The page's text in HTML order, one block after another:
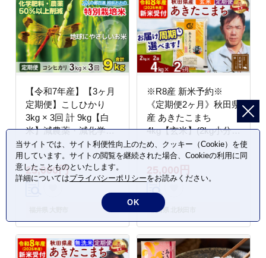
【令和7年産】【3ヶ月
定期便】こしひかり
3kg × 3回 計 9kg【白
米】減農薬・減化学肥
料「特別栽培米」－地
球にやさしいお米－[A-
003001]
25,000円
※R8産 新米予約※
《定期便2ヶ月》秋田県
産 あきたこまち
4kg【玄米】(2kg小分け
袋)2026年産 令和8年産
お届け周期調整可能 隔
月に調整OK お米 みそ
らファーム [みそらファ
ーム 秋田 お米 あきた
こまち 米どころ 東北
北秋田市 秋田県産 冷め
てもおいしい おにぎり
おむすび お弁当 白米]
25,000円
秋田県 北秋田市
当サイトでは、サイト利便性向上のため、クッキー（Cookie）を使
用しています。サイトの閲覧を継続された場合、Cookieの利用に同
意したことものといたします。
詳細についてはプライバシーポリシーをお読みください。
OK